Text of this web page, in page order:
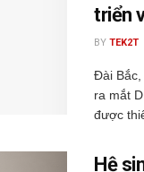
triển
BY TEK2T
Đài
ra mắt
được
Hệ